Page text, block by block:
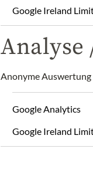
Google Ireland
Analyse
Anonyme
Google Analytics
Google Ireland